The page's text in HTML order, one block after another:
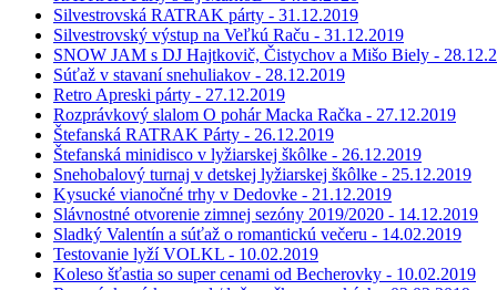
Silvestrovská RATRAK párty - 31.12.2019
Silvestrovský výstup na Veľkú Raču - 31.12.2019
SNOW JAM s DJ Hajtkovič, Čistychov a Mišo Biely -
Súťaž v stavaní snehuliakov - 28.12.2019
Retro Apreski párty - 27.12.2019
Rozprávkový slalom O pohár Macka Račka - 27.12.2019
Štefanská RATRAK Párty - 26.12.2019
Štefanská minidisco v lyžiarskej škôlke - 26.12.2019
Snehobalový turnaj v detskej lyžiarskej škôlke - 25.12.2019
Kysucké vianočné trhy v Dedovke - 21.12.2019
Slávnostné otvorenie zimnej sezóny 2019/2020 - 14.12.2019
Sladký Valentín a súťaž o romantickú večeru - 14.02.2019
Testovanie lyží VOLKL - 10.02.2019
Koleso šťastia so super cenami od Becherovky - 10.02.2019